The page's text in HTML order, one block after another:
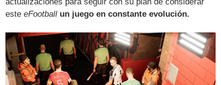
esteeFootball un juego en constante evolución.